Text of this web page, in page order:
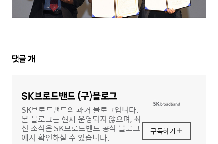
댓
댓글개
SK브로드밴드 (구)블로그
SK브로드밴드의 과거 블로그입니다.
본 블로그는 현재 운영되지 않으며, 최
신 소식은 SK브로드밴드 공식 블로그
에서 확인하실 수 있습니다.
구독하기